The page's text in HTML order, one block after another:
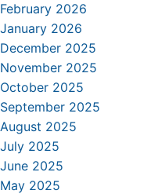
February 2026
January 2026
December 2025
November 2025
October 2025
September 2025
August 2025
July 2025
June 2025
May 2025